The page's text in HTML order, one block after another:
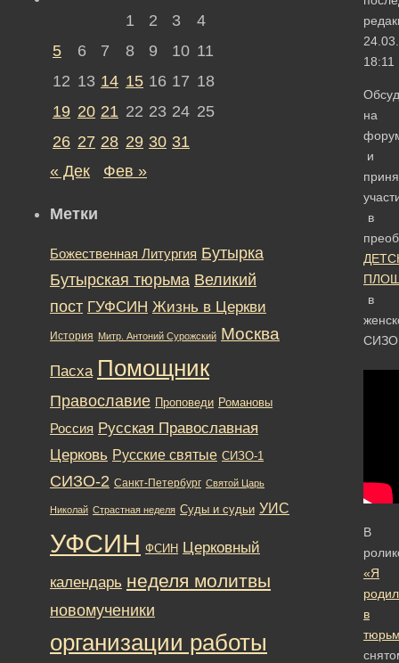
18:11
на
и
в
в
СИЗО
В
«Я
в
1 2 3
4
5
6 7 8 9 10 11
12 13 14 15 16 17 18
19 20 21 22 23 24 25
26 27 28 29 30 31
« Дек
Фев »
Метки
Божественная Литургия Бутырка
Бутырская тюрьма Великий
пост ГУФСИН Жизнь в Церкви
История Митр. Антоний Сурожский Москва
Пасха Помощник
Православие Проповеди Романовы
Россия Русская Православная
Церковь Русские святые СИЗО-1
СИЗО-2 Санкт-Петербург Святой Царь
Николай Страстная неделя Суды и судьи УИС
УФСИН ФСИН Церковный
календарь неделя молитвы
новомученики
организации работы